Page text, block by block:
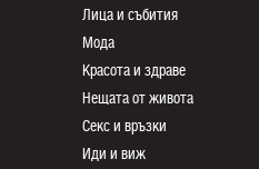
Лица и събития
Мода
Красота и здраве
Нещата от живота
Секс и връзки
Иди и виж